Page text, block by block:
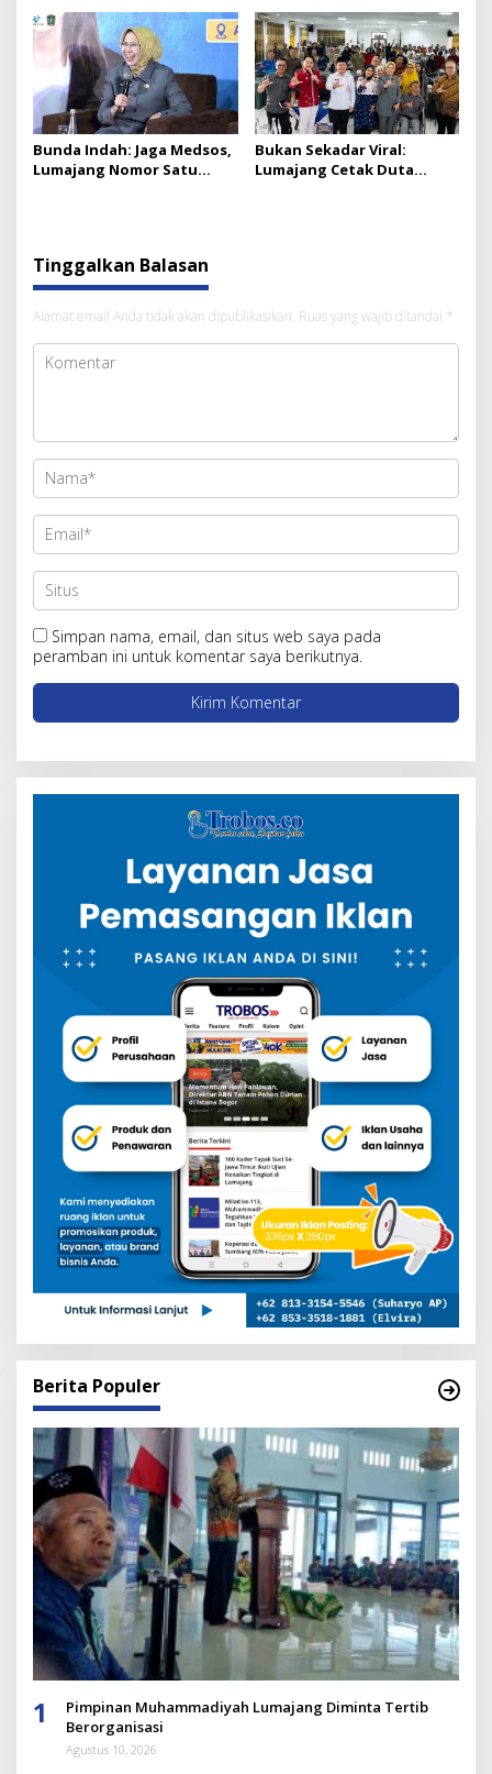
Bunda Indah: Jaga Medsos,
Lumajang Nomor Satu
Bukan Sekadar Viral:
Lumajang Cetak Duta
Tinggalkan Balasan
Alamat email Anda tidak akan dipublikasikan. Ruas yang wajib ditandai *
Simpan nama, email, dan situs web saya pada
peramban ini untuk komentar saya berikutnya.
Berita Populer
1
Pimpinan Muhammadiyah Lumajang Diminta Tertib
Berorganisasi
Agustus 10, 2026